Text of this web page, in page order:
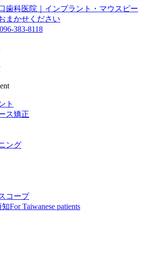
096-383-8118
ト
ス矯正
ング
コープ
知For Taiwanese patients